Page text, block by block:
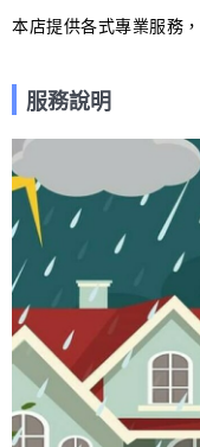
本店提供各式專業服務
服務說明